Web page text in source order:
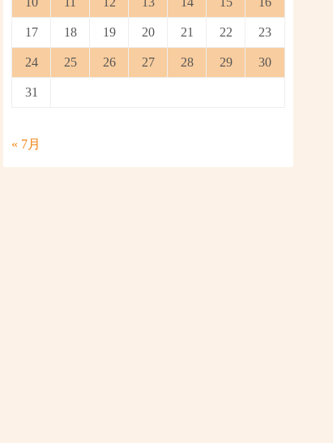
17 18 19 20 21 22 23
24 25 26 27 28 29 30
31
« 7月